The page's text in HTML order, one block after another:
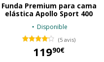
Funda Premium para cama
elástica Apollo Sport 400
Disponible
(5 avis)
11990€